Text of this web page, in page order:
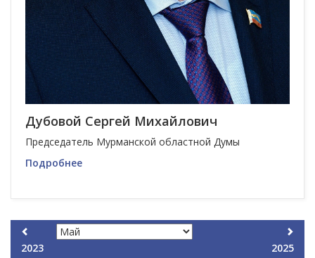
Дубовой Сергей Михайлович
Председатель Мурманской областной Думы
Подробнее
2023 2025